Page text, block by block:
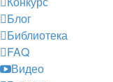
Блог
Библиотека
FAQ
Видео